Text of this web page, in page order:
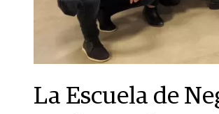
La Escuela de